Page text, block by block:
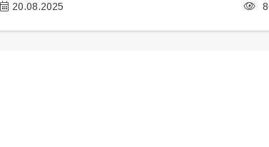
20.08.2025